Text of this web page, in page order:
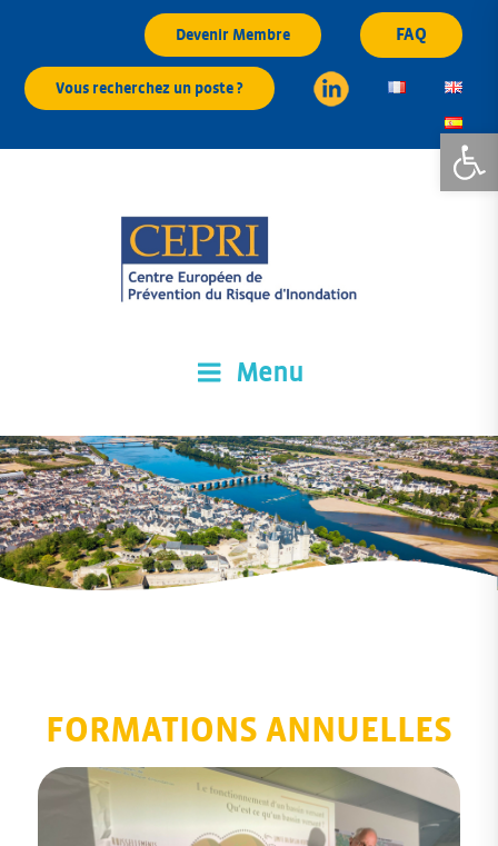
Ouvrir
contenu
principal
Devenir Membre FAQ
Vous recherchez un poste ?
Menu
FORMATIONS ANNUELLES